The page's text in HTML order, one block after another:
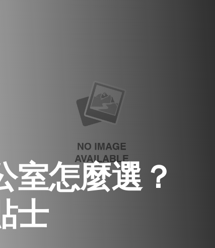
室怎麼選？
士